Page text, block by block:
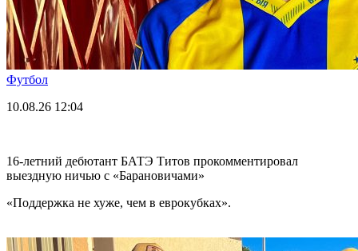
Футбол
10.08.26 12:04
16-летний дебютант БАТЭ Титов прокомментировал
выездную ничью с «Барановичами»
«Поддержка не хуже, чем в еврокубках».